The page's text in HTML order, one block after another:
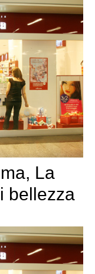
La
bellezza